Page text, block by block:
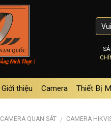
Giới thiệu Camera Thiết Bị
CAMERA QUAN SÁT / CAMERA